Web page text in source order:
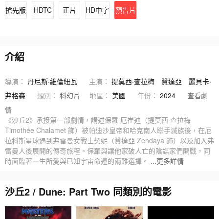
搶先版 HDTC 正片 HD中字 預告片
介紹
導演： 丹尼斯·維倫紐瓦 主演： 提莫西·查拉梅 贊達亞
麗貝卡·
弗格森
類別： 科幻片 地區： 美國 年份： 2024
查看劇
情
《沙丘2》承接第一部劇情，講述保羅·厄崔迪（提莫西·查拉梅
Timothée Chalamet 飾）被帕迪沙皇帝和哈克南人聯手滅族後，在厄
拉科斯星球遇到弗雷曼女戰士契妮（贊達亞 Zendaya 飾）以及加入弗
雷曼人後展開的傳奇旅程。保羅與讓他家破人亡的陰謀家們開戰，同
時面臨著一生所愛與已知宇宙命運的兩難選擇。 ...更多詳情
沙丘2 / Dune: Part Two 同類別的電影